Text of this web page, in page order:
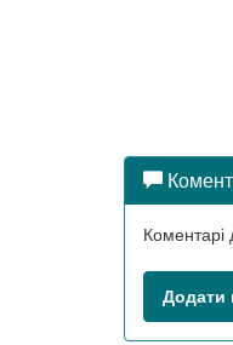
Коментарі
Додати